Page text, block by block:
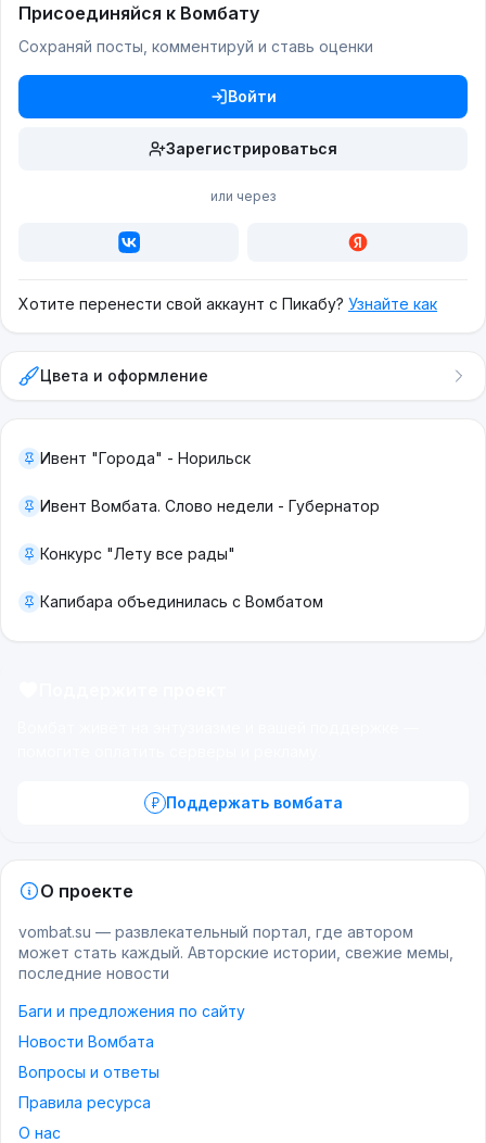
Присоединяйся к Вомбату
Сохраняй посты, комментируй и ставь оценки
Войти
Зарегистрироваться
или через
Хотите перенести свой аккаунт с Пикабу? Узнайте как
Цвета и оформление
Ивент "Города" - Норильск
Ивент Вомбата. Слово недели - Губернатор
Конкурс "Лету все рады"
Капибара объединилась с Вомбатом
Поддержать вомбата
О проекте
vombat.su — развлекательный портал, где автором
может стать каждый. Авторские истории, свежие мемы,
последние новости
Баги и предложения по сайту
Новости Вомбата
Вопросы и ответы
Правила ресурса
О нас